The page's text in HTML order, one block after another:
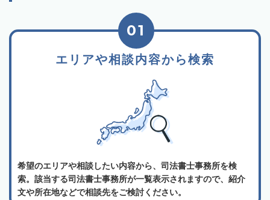
エリアや相談内容から検索
01
希望のエリアや相談したい内容から、司法書士事務所を検
索。該当する司法書士事務所が一覧表示されますので、紹介
文や所在地などで相談先をご検討ください。